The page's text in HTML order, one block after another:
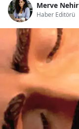
Merve Nehir
Haber Editörü